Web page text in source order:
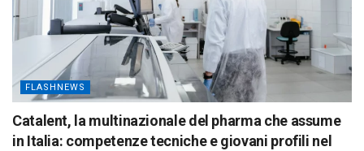
FLASHNEWS
Catalent, la multinazionale del pharma che assume
in Italia: competenze tecniche e giovani profili nel